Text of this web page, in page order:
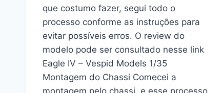
que costumo fazer, segui todo o
processo conforme as instruções para
evitar possíveis erros. O review do
modelo pode ser consultado nesse link
Eagle IV – Vespid Models 1/35
Montagem do Chassi Comecei a
montagem pelo chassi, e esse processo